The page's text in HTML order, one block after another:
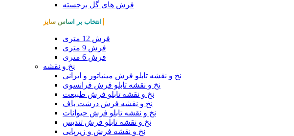
فرش های گل برجسته
انتخاب بر اساس سایز
فرش 12 متری
فرش 9 متری
فرش 6 متری
نخ و نقشه
نخ و نقشه تابلو فرش مینیاتور و ایرانی
نخ و نقشه تابلو فرش فرانسوی
نخ و نقشه تابلو فرش طبیعت
نخ و نقشه فرش درشت باف
نخ و نقشه تابلو فرش حیوانات
نخ و نقشه تابلو فرش تندیس
نخ و نقشه فرش و زیرپایی